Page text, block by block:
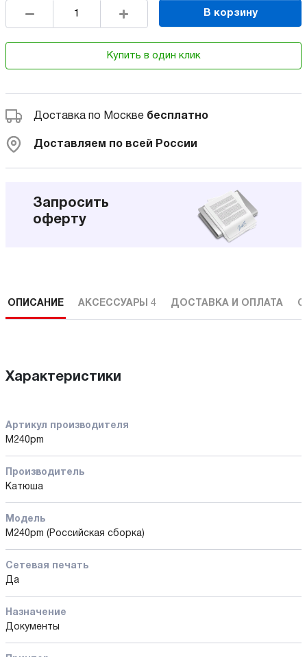
В корзину
Купить в один клик
Доставка по Москве бесплатно
Доставляем по всей России
Запросить
оферту
ОПИСАНИЕ АКСЕССУАРЫ 4 ДОСТАВКА И ОПЛАТА
Характеристики
Артикул производителя
M240pm
Производитель
Катюша
Модель
M240pm (Российская сборка)
Сетевая печать
Да
Назначение
Документы